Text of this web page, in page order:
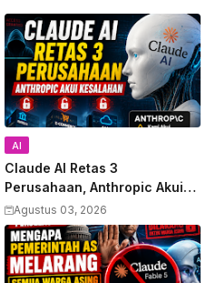
AI
Claude AI Retas 3
Perusahaan, Anthropic Akui
Kesalahan
Agustus 03, 2026